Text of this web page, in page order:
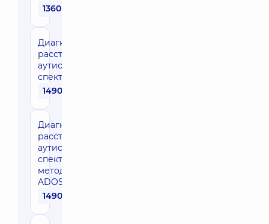
1360 грн
Диагностика
расстройств
аутистического
спектра РЕР-3
1490 грн
Диагностика
расстройств
аутистического
спектра по
методике
ADOS
1490 грн